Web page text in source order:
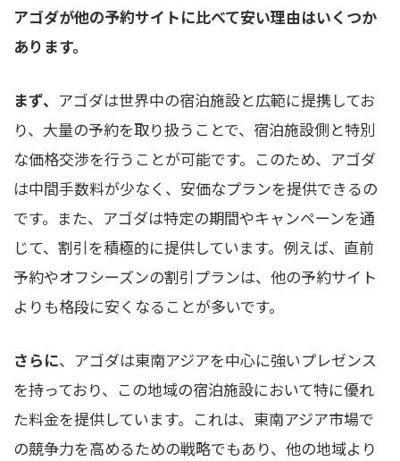
アゴダが他の予約サイトに比べて安い理由はいくつか
あります。
まず、 アゴダは世界中の宿泊施設と広範に提携してお
り、大量の予約を取り扱うことで、宿泊施設側と特別
な価格交渉を行うことが可能です。このため、アゴダ
は中間手数料が少なく、安価なプランを提供できるの
です。また、アゴダは特定の期間やキャンペーンを通
じて、割引を積極的に提供しています。例えば、直前
予約やオフシーズンの割引プランは、他の予約サイト
よりも格段に安くなることが多いです。
さらに、アゴダは東南アジアを中心に強いプレゼンス
を持っており、この地域の宿泊施設において特に優れ
た料金を提供しています。これは、東南アジア市場で
の競争力を高めるための戦略でもあり、他の地域より